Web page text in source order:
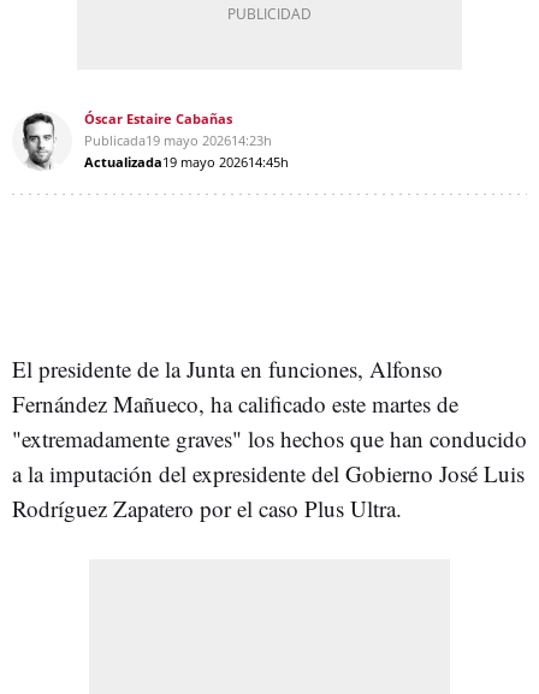
Óscar Estaire Cabañas
Publicada19 mayo 202614:23h
Actualizada19 mayo 202614:45h
El presidente de la Junta en funciones, Alfonso
Fernández Mañueco, ha calificado este martes de
"extremadamente graves" los hechos que han conducido
a la imputación del expresidente del Gobierno José Luis
Rodríguez Zapatero por el caso Plus Ultra.